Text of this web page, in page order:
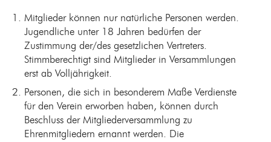
Mitglieder können nur natürliche Personen werden.
Jugendliche unter 18 Jahren bedürfen der
Zustimmung der/des gesetzlichen Vertreters.
Stimmberechtigt sind Mitglieder in Versammlungen
erst ab Volljährigkeit.
Personen, die sich in besonderem Maße Verdienste
für den Verein erworben haben, können durch
Beschluss der Mitgliederversammlung zu
Ehrenmitgliedern ernannt werden. Die